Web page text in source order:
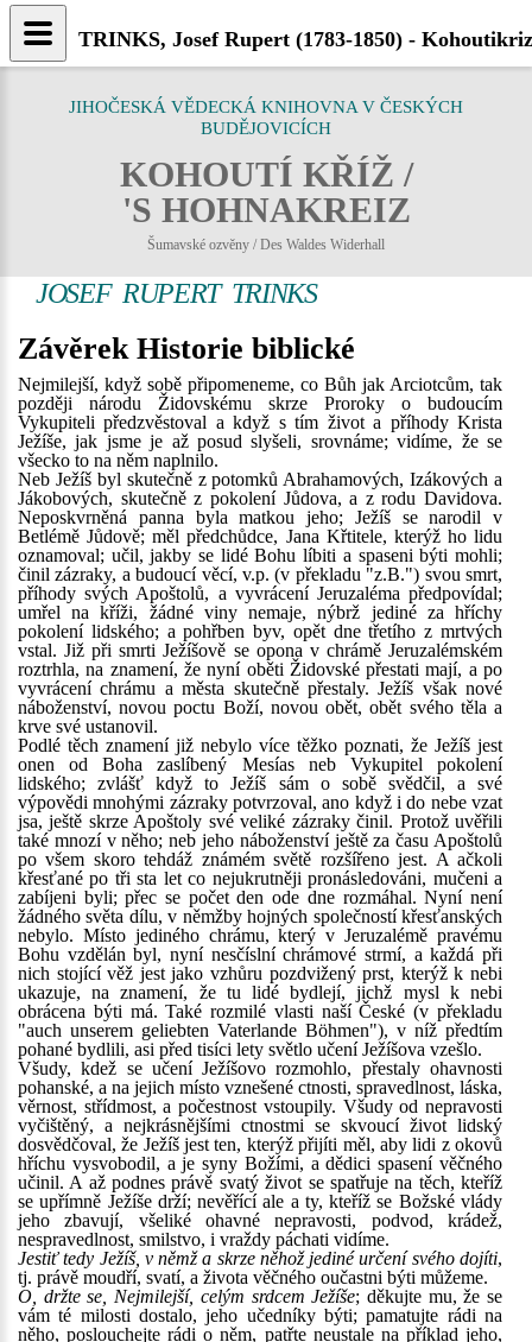
JIHOČESKÁ VĚDECKÁ KNIHOVNA V ČESKÝCH
BUDĚJOVICÍCH
KOHOUTÍ KŘÍŽ /
'S HOHNAKREIZ
Šumavské ozvěny / Des Waldes Widerhall
JOSEF RUPERT TRINKS
Závěrek Historie biblické
Nejmilejší, když sobě připomeneme, co Bůh jak Arciotcům, tak
později národu Židovskému skrze Proroky o budoucím
Vykupiteli předzvěstoval a když s tím život a příhody Krista
Ježíše, jak jsme je až posud slyšeli, srovnáme; vidíme, že se
všecko to na něm naplnilo.
Neb Ježíš byl skutečně z potomků Abrahamových, Izákových a
Jákobových, skutečně z pokolení Jůdova, a z rodu Davidova.
Neposkvrněná panna byla matkou jeho; Ježíš se narodil v
Betlémě Jůdově; měl předchůdce, Jana Křtitele, kterýž ho lidu
oznamoval; učil, jakby se lidé Bohu líbiti a spaseni býti mohli;
činil zázraky, a budoucí věcí, v.p. (v překladu "z.B.") svou smrt,
příhody svých Apoštolů, a vyvrácení Jeruzaléma předpovídal;
umřel na kříži, žádné viny nemaje, nýbrž jediné za hříchy
pokolení lidského; a pohřben byv, opět dne třetího z mrtvých
vstal. Již při smrti Ježíšově se opona v chrámě Jeruzalémském
roztrhla, na znamení, že nyní oběti Židovské přestati mají, a po
vyvrácení chrámu a města skutečně přestaly. Ježíš však nové
náboženství, novou poctu Boží, novou obět, obět svého těla a
krve své ustanovil.
Podlé těch znamení již nebylo více těžko poznati, že Ježíš jest
onen od Boha zaslíbený Mesías neb Vykupitel pokolení
lidského; zvlášť když to Ježíš sám o sobě svědčil, a své
výpovědi mnohými zázraky potvrzoval, ano když i do nebe vzat
jsa, ještě skrze Apoštoly své veliké zázraky činil. Protož uvěřili
také mnozí v něho; neb jeho náboženství ještě za času Apoštolů
po všem skoro tehdáž známém světě rozšířeno jest. A ačkoli
křesťané po tři sta let co nejukrutněji pronásledováni, mučeni a
zabíjeni byli; přec se počet den ode dne rozmáhal. Nyní není
žádného světa dílu, v němžby hojných společností křesťanských
nebylo. Místo jediného chrámu, který v Jeruzalémě pravému
Bohu vzdělán byl, nyní nesčíslní chrámové strmí, a každá při
nich stojící věž jest jako vzhůru pozdvižený prst, kterýž k nebi
ukazuje, na znamení, že tu lidé bydlejí, jichž mysl k nebi
obrácena býti má. Také rozmilé vlasti naší České (v překladu
"auch unserem geliebten Vaterlande Böhmen"), v níž předtím
pohané bydlili, asi před tisíci lety světlo učení Ježíšova vzešlo.
Všudy, kdež se učení Ježíšovo rozmohlo, přestaly ohavnosti
pohanské, a na jejich místo vznešené ctnosti, spravedlnost, láska,
věrnost, střídmost, a počestnost vstoupily. Všudy od nepravosti
vyčištěný, a nejkrásnějšími ctnostmi se skvoucí život lidský
dosvědčoval, že Ježíš jest ten, kterýž přijíti měl, aby lidi z okovů
hříchu vysvobodil, a je syny Božími, a dědici spasení věčného
učinil. A až podnes právě svatý život se spatřuje na těch, kteříž
se upřímně Ježíše drží; nevěřící ale a ty, kteříž se Božské vlády
jeho zbavují, všeliké ohavné nepravosti, podvod, krádež,
nespravedlnost, smilstvo, i vraždy páchati vidíme.
Jestiť tedy Ježíš, v němž a skrze něhož jediné určení svého dojíti,
tj. právě moudří, svatí, a života věčného oučastni býti můžeme.
O, držte se, Nejmilejší, celým srdcem Ježíše; děkujte mu, že se
vám té milosti dostalo, jeho učedníky býti; pamatujte rádi na
něho, poslouchejte rádi o něm, patřte neustale na příklad jeho,
TRINKS, Josef Rupert (1783-1850) -